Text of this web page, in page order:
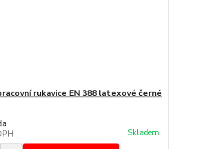
rukavice EN 388 latexové černé
Skladem